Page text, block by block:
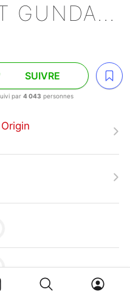
MOBILE SUIT GUNDAM - THE ORIGIN
SUIVRE
par 4 043 personnes